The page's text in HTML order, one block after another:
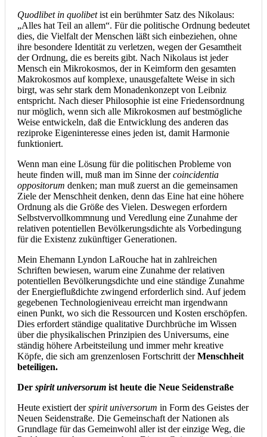
Quodlibet in quolibetist ein berühmter Satz des Nikolaus:
„Alles hat Teil an allem“. Für die politische Ordnung bedeutet
dies, die Vielfalt der Menschen läßt sich einbeziehen, ohne
ihre besondere Identität zu verletzen, wegen der Gesamtheit
der Ordnung, die es bereits gibt. Nach Nikolaus ist jeder
Mensch ein Mikrokosmos, der in Keimform den gesamten
Makrokosmos auf komplexe, unausgefaltete Weise in sich
birgt, was sehr stark dem Monadenkonzept von Leibniz
entspricht. Nach dieser Philosophie ist eine Friedensordnung
nur möglich, wenn sich alle Mikrokosmen auf bestmögliche
Weise entwickeln, daß die Entwicklung des anderen das
reziproke Eigeninteresse eines jeden ist, damit Harmonie
funktioniert.
Wenn man eine Lösung für die politischen Probleme von
heute finden will, muß man im Sinne dercoincidentia
oppositorum denken; man muß zuerst an die gemeinsamen
Ziele der Menschheit denken, denn das Eine hat eine höhere
Ordnung als die Größe des Vielen. Deswegen erfordern
Selbstvervollkommnung und Veredlung eine Zunahme der
relativen potentiellen Bevölkerungsdichte als Vorbedingung
für die Existenz zukünftiger Generationen.
Mein Ehemann Lyndon LaRouche hat in zahlreichen
Schriften bewiesen, warum eine Zunahme der relativen
potentiellen Bevölkerungsdichte und eine ständige Zunahme
der Energieflußdichte zwingend erforderlich sind. Auf jedem
gegebenen Technologieniveau erreicht man irgendwann
einen Punkt, wo sich die Ressourcen und Kosten erschöpfen.
Dies erfordert ständige qualitative Durchbrüche im Wissen
über die physikalischen Prinzipien des Universums, eine
ständig höhere Arbeitsteilung und immer mehr kreative
Köpfe, die sich am grenzenlosen Fortschritt derMenschheit
beteiligen.
Der spirit universorum ist heute die Neue Seidenstraße
Heute existiert derspirit universorum in Form des Geistes der
Neuen Seidenstraße. Die Gemeinschaft der Nationen als
Grundlage für das Gemeinwohl aller ist der einzige Weg, die